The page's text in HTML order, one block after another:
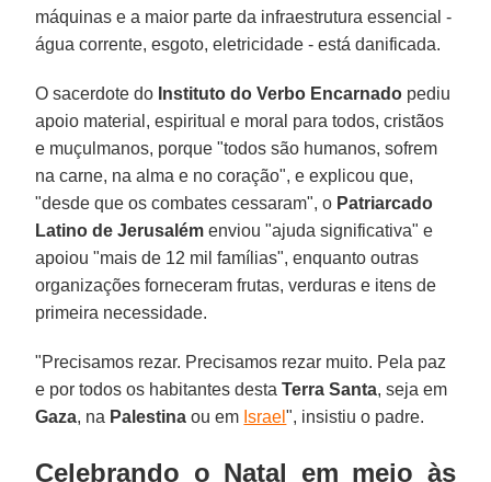
máquinas e a maior parte da infraestrutura essencial -
água corrente, esgoto, eletricidade - está danificada.
O sacerdote do Instituto do Verbo Encarnado pediu
apoio material, espiritual e moral para todos, cristãos
e muçulmanos, porque "todos são humanos, sofrem
na carne, na alma e no coração", e explicou que,
"desde que os combates cessaram", o Patriarcado
Latino de Jerusalém enviou "ajuda significativa" e
apoiou "mais de 12 mil famílias", enquanto outras
organizações forneceram frutas, verduras e itens de
primeira necessidade.
"Precisamos rezar. Precisamos rezar muito. Pela paz
e por todos os habitantes destaTerra Santa, seja em
Gaza, na Palestina ou em Israel", insistiu o padre.
Celebrando o Natal em meio às